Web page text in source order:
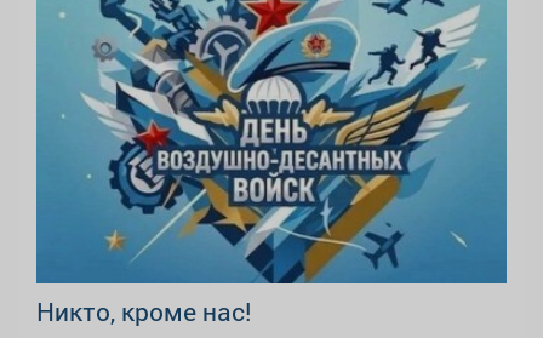
Никто, кроме нас!